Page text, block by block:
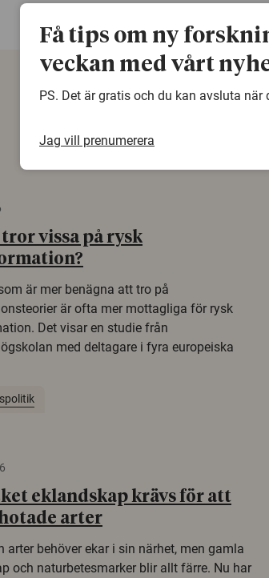
vissa på rysk
är mer benägna att tro på
är ofta mer mottagliga för rysk
Det visar en studie från
med deltagare i fyra europeiska
eklandskap krävs för att
arter
arter behöver ekar i sin närhet, men gamla
och naturbetesmarker blir allt färre. Nu har
Få tips om ny
veckan med vårt
PS. Det är gratis och du kan avsluta när
Jag vill prenumerera